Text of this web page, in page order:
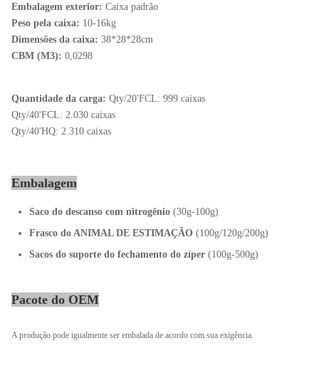
Embalagem exterior: Caixa padrão
Peso pela caixa: 10-16kg
Dimensões da caixa: 38*28*28cm
CBM (M3): 0,0298
Quantidade da carga: Qty/20'FCL: 999 caixas
Qty/40'FCL: 2.030 caixas
Qty/40'HQ: 2.310 caixas
Embalagem
Saco do descanso com nitrogênio (30g-100g)
Frasco do ANIMAL DE ESTIMAÇÃO (100g/120g/200g)
Sacos do suporte do fechamento do zíper (100g-500g)
Pacote do OEM
A produção pode igualmente ser embalada de acordo com sua exigência.